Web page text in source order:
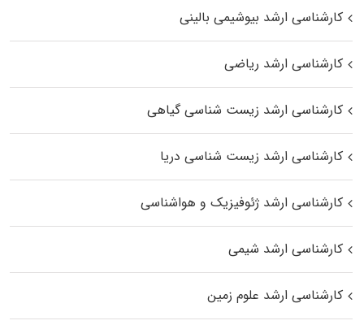
کارشناسی ارشد بیوشیمی بالینی
کارشناسی ارشد ریاضی
کارشناسی ارشد زیست‌ شناسی گیاهی
کارشناسی ارشد زیست‌ شناسی دریا
کارشناسی ارشد ژئوفیزیک و هواشناسی
کارشناسی ارشد شیمی
کارشناسی ارشد علوم زمین